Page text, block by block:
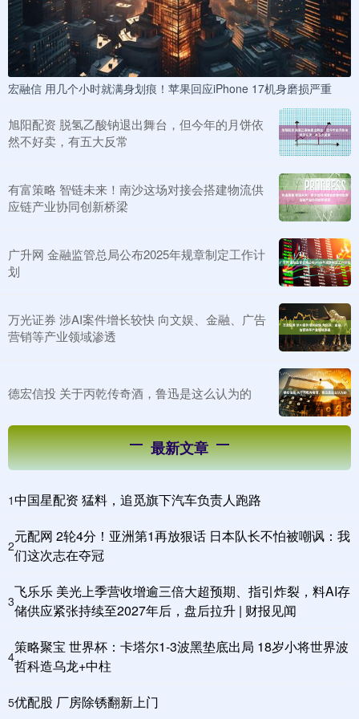
宏融信 用几个小时就满身划痕！苹果回应iPhone 17机身磨损严重
旭阳配资 脱氢乙酸钠退出舞台，但今年的月饼依
然不好卖，有五大反常
有富策略 智链未来！南沙这场对接会搭建物流供
应链产业协同创新桥梁
广升网 金融监管总局公布2025年规章制定工作计
划
万光证券 涉AI案件增长较快 向文娱、金融、广告
营销等产业领域渗透
德宏信投 关于丙乾传奇酒，鲁迅是这么认为的
最新文章
1中国星配资 猛料，追觅旗下汽车负责人跑路
2
元配网 2轮4分！亚洲第1再放狠话 日本队长不怕被嘲讽：我
们这次志在夺冠
3
飞乐乐 美光上季营收增逾三倍大超预期、指引炸裂，料AI存
储供应紧张持续至2027年后，盘后拉升 | 财报见闻
4
策略聚宝 世界杯：卡塔尔1-3波黑垫底出局 18岁小将世界波
哲科造乌龙+中柱
5优配股 厂房除锈翻新上门